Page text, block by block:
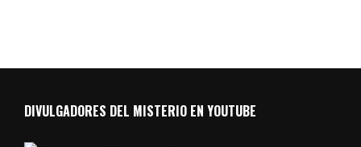
DIVULGADORES DEL MISTERIO EN YOUTUBE